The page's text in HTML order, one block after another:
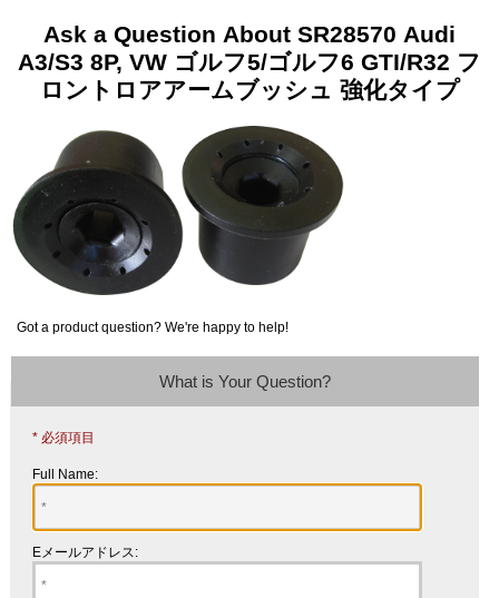
Ask a Question About SR28570 Audi
A3/S3 8P, VW ゴルフ5/ゴルフ6 GTI/R32 フ
ロントロアアームブッシュ 強化タイプ
Got a product question? We're happy to help!
What is Your Question?
* 必須項目
Full Name:
Eメールアドレス: